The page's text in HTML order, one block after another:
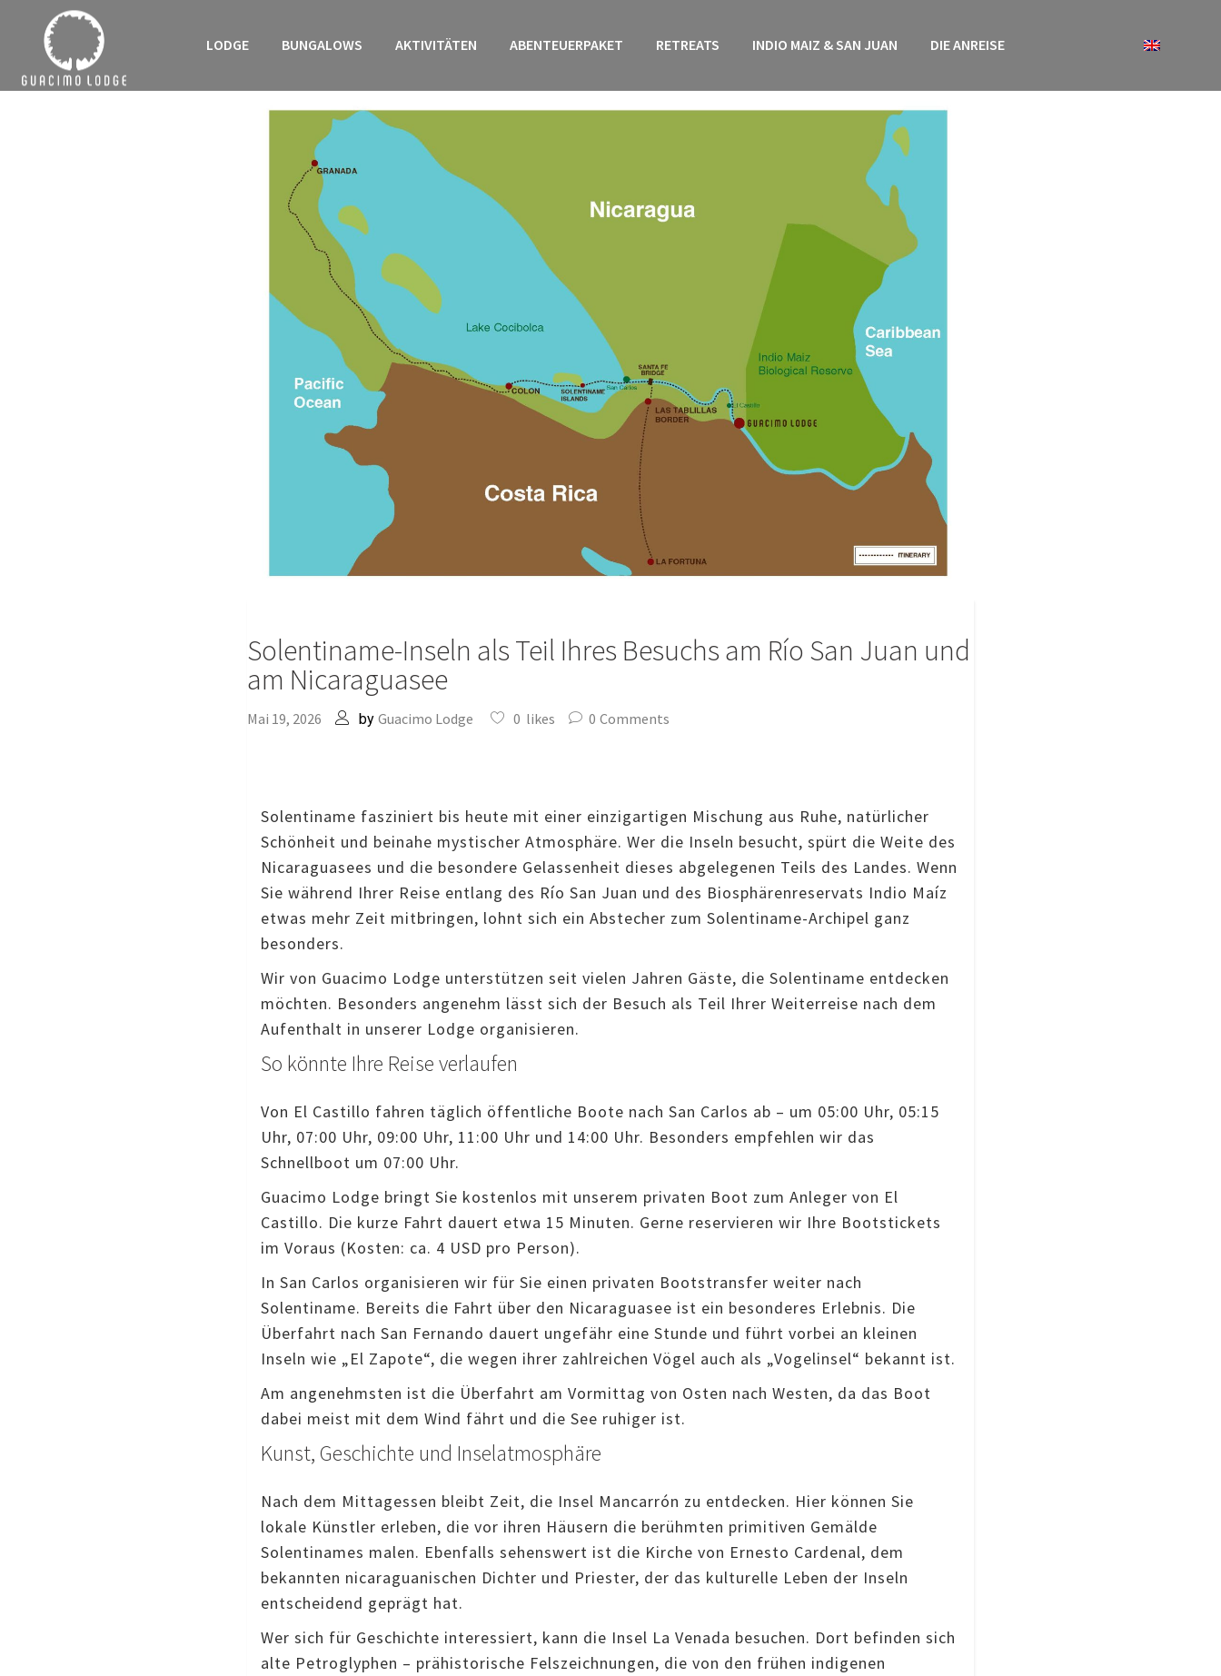
LODGE BUNGALOWS AKTIVITÄTEN ABENTEUERPAKET RETREATS INDIO MAIZ & SAN JUAN DIE ANREISE
Solentiname-Inseln als Teil Ihres Besuchs am Río San Juan und
am Nicaraguasee
Mai 19, 2026 by Guacimo Lodge 0 likes 0 Comments
Solentiname fasziniert bis heute mit einer einzigartigen Mischung aus Ruhe, natürlicher
Schönheit und beinahe mystischer Atmosphäre. Wer die Inseln besucht, spürt die Weite des
Nicaraguasees und die besondere Gelassenheit dieses abgelegenen Teils des Landes. Wenn
Sie während Ihrer Reise entlang des Río San Juan und des Biosphärenreservats Indio Maíz
etwas mehr Zeit mitbringen, lohnt sich ein Abstecher zum Solentiname-Archipel ganz
besonders.
Wir von Guacimo Lodge unterstützen seit vielen Jahren Gäste, die Solentiname entdecken
möchten. Besonders angenehm lässt sich der Besuch als Teil Ihrer Weiterreise nach dem
Aufenthalt in unserer Lodge organisieren.
So könnte Ihre Reise verlaufen
Von El Castillo fahren täglich öffentliche Boote nach San Carlos ab – um 05:00 Uhr, 05:15
Uhr, 07:00 Uhr, 09:00 Uhr, 11:00 Uhr und 14:00 Uhr. Besonders empfehlen wir das
Schnellboot um 07:00 Uhr.
Guacimo Lodge bringt Sie kostenlos mit unserem privaten Boot zum Anleger von El
Castillo. Die kurze Fahrt dauert etwa 15 Minuten. Gerne reservieren wir Ihre Bootstickets
im Voraus (Kosten: ca. 4 USD pro Person).
In San Carlos organisieren wir für Sie einen privaten Bootstransfer weiter nach
Solentiname. Bereits die Fahrt über den Nicaraguasee ist ein besonderes Erlebnis. Die
Überfahrt nach San Fernando dauert ungefähr eine Stunde und führt vorbei an kleinen
Inseln wie „El Zapote“, die wegen ihrer zahlreichen Vögel auch als „Vogelinsel“ bekannt ist.
Am angenehmsten ist die Überfahrt am Vormittag von Osten nach Westen, da das Boot
dabei meist mit dem Wind fährt und die See ruhiger ist.
Kunst, Geschichte und Inselatmosphäre
Nach dem Mittagessen bleibt Zeit, die Insel Mancarrón zu entdecken. Hier können Sie
lokale Künstler erleben, die vor ihren Häusern die berühmten primitiven Gemälde
Solentinames malen. Ebenfalls sehenswert ist die Kirche von Ernesto Cardenal, dem
bekannten nicaraguanischen Dichter und Priester, der das kulturelle Leben der Inseln
entscheidend geprägt hat.
Wer sich für Geschichte interessiert, kann die Insel La Venada besuchen. Dort befinden sich
alte Petroglyphen – prähistorische Felszeichnungen, die von den frühen indigenen